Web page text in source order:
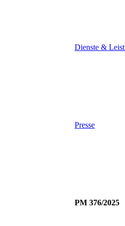
Dienste &
Presse
PM 376/2025